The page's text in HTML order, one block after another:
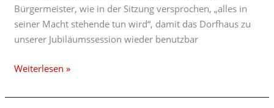
Bürgermeister, wie in der Sitzung versprochen, „alles in
seiner Macht stehende tun wird“, damit das Dorfhaus zu
unserer Jubiläumssession wieder benutzbar
Weiterlesen »